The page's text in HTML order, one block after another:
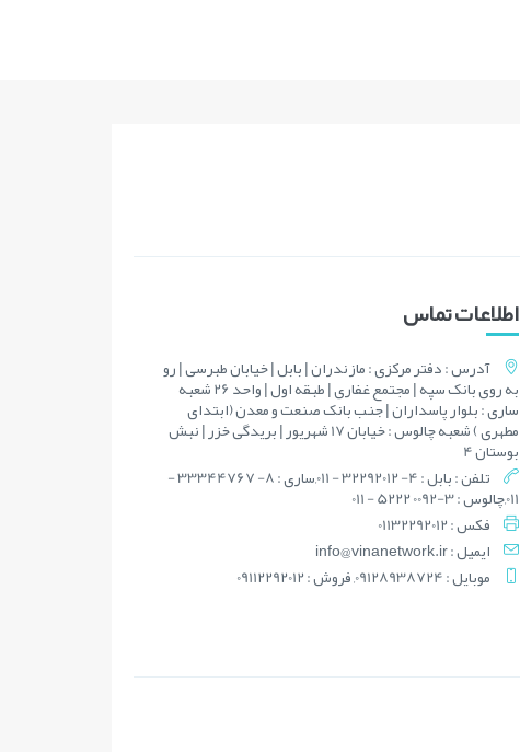
اطلاعات تماس
آدرس : دفتر مرکزی : مازندران | بابل | خیابان طبرسی | رو
به روی بانک سپه | مجتمع غفاری | طبقه اول | واحد 26 شعبه
ساری : بلوار پاسداران | جنب بانک صنعت و معدن (ابتدای
مطهری ) شعبه چالوس : خیابان 17 شهریور | بریدگی خزر | نبش
بوستان 4
تلفن : بابل : 4- 32292012 - 011,ساری : 8- 33344767 -
011,چالوس : 3-0092 5222 - 011
فکس : 01132292012
ايميل : info@vinanetwork.ir
موبايل : 09128938724, فروش : 09112292012